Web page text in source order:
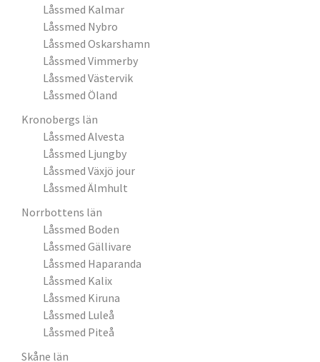
Låssmed Kalmar
Låssmed Nybro
Låssmed Oskarshamn
Låssmed Vimmerby
Låssmed Västervik
Låssmed Öland
Kronobergs län
Låssmed Alvesta
Låssmed Ljungby
Låssmed Växjö jour
Låssmed Älmhult
Norrbottens län
Låssmed Boden
Låssmed Gällivare
Låssmed Haparanda
Låssmed Kalix
Låssmed Kiruna
Låssmed Luleå
Låssmed Piteå
Skåne län